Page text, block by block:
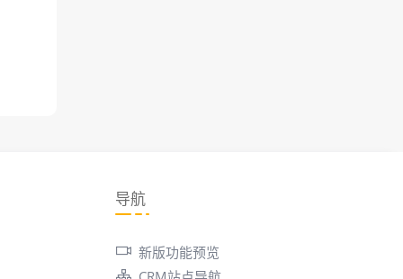
导航
新版功能预览